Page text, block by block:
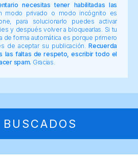
necesitas tener habilitadas las
modo privado o modo incógnito es
para solucionarlo puedes activar
y después volver a bloquearlas. Si tu
de forma automática es porque primero
de aceptar su publicación.Recuerda
las faltas de respeto, escribir todo el
spam. Gracias.